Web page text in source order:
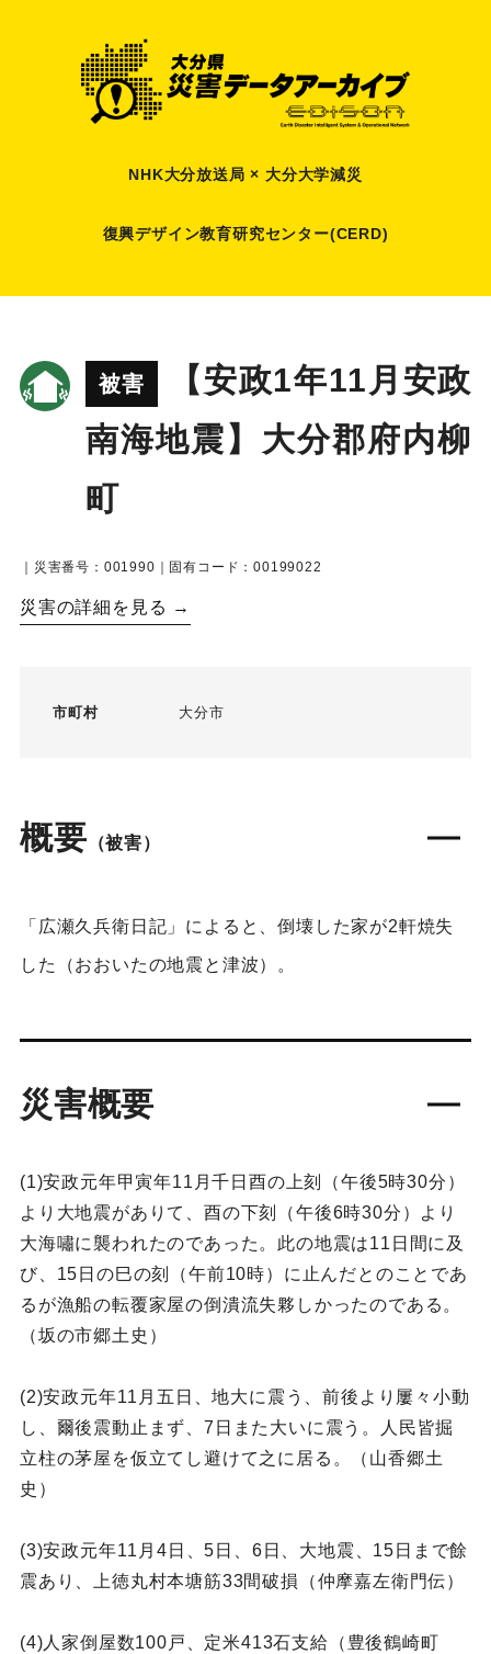
NHK大分放送局 × 大分大学減災
復興デザイン教育研究センター(CERD)
被害
【安政1年11月安政
南海地震】大分郡府内柳
町
｜災害番号：001990｜固有コード：00199022
災害の詳細を見る →
市町村 大分市
概要 （被害）
「広瀬久兵衛日記」によると、倒壊した家が2軒焼失
した（おおいたの地震と津波）。
災害概要
(1)安政元年甲寅年11月千日酉の上刻（午後5時30分）
より大地震がありて、酉の下刻（午後6時30分）より
大海嘯に襲われたのであった。此の地震は11日間に及
び、15日の巳の刻（午前10時）に止んだとのことであ
るが漁船の転覆家屋の倒潰流失夥しかったのである。
（坂の市郷土史）
(2)安政元年11月五日、地大に震う、前後より屢々小動
し、爾後震動止まず、7日また大いに震う。人民皆掘
立柱の茅屋を仮立てし避けて之に居る。（山香郷土
史）
(3)安政元年11月4日、5日、6日、大地震、15日まで餘
震あり、上徳丸村本塘筋33間破損（仲摩嘉左衛門伝）
(4)人家倒屋数100戸、定米413石支給（豊後鶴崎町